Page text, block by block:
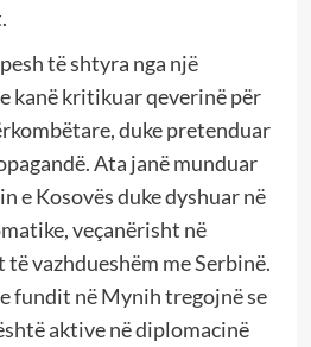
të shtyra nga një
kanë kritikuar qeverinë për
duke pretenduar
Ata janë munduar
e Kosovës duke dyshuar në
veçanërisht në
vazhdueshëm me Serbinë.
fundit në Mynih tregojnë se
aktive në diplomacinë